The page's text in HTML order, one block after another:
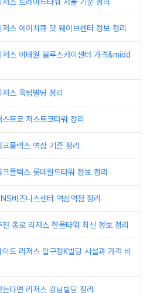
스 에이치큐 닷 웨이브센터 정보 정리
저스 이태원 블루스카이센터 가격&midd
스 옥림빌딩 정리
트코 저스트코타워 정리
플렉스 역삼 기준 정리
플렉스 롯데월드타워 정보 정리
비즈니스센터 역삼역점 정리
종로 리저스 한올타워 최신 정보 정리
드 리저스 압구정K빌딩 시설과 가격 비
다면 리저스 강남빌딩 정리